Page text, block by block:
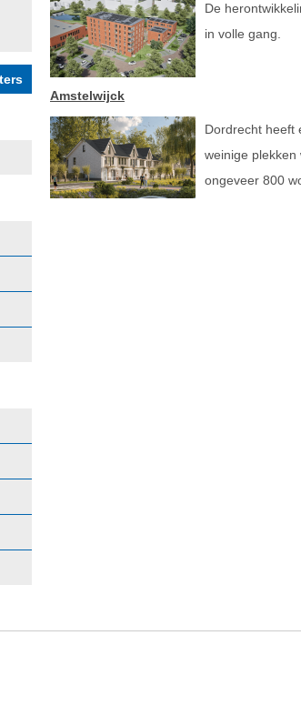
De
in volle gang.
Amstelwijck
Dordrecht heeft
weinige
ongeveer 800